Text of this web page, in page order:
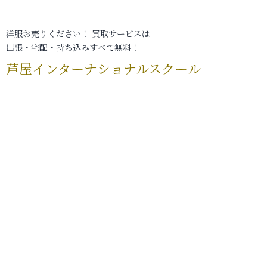
洋服お売りください！ 買取サービスは
出張・宅配・持ち込みすべて無料！
芦屋インターナショナルスクール